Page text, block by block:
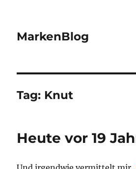
MarkenBlog
Tag: Knut
Heute vor 19